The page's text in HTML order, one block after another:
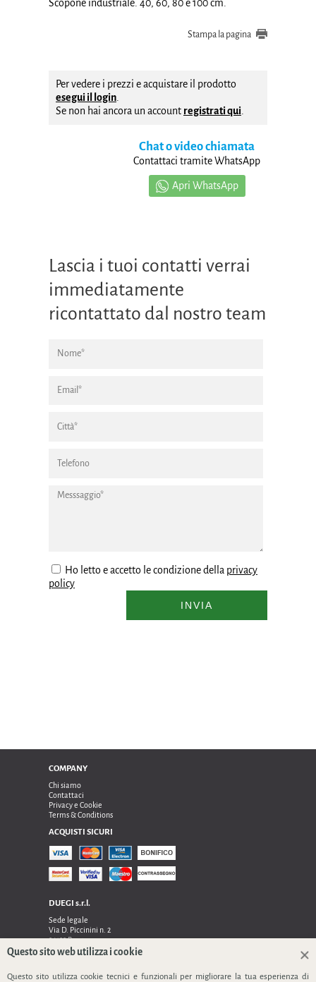
Scopone industriale. 40, 60, 80 e 100 cm.
Stampa la pagina
Per vedere i prezzi e acquistare il prodotto
esegui il login
Se non hai ancora un account registrati qui
Chat o video chiamata
Contattaci tramite WhatsApp
Apri WhatsApp
Lascia i tuoi contatti verrai
immediatamente
ricontattato dal nostro team
Ho letto e accetto le condizione della privacy
policy
INVIA
COMPANY
Chi siamo
Contattaci
Privacy e Cookie
Terms & Conditions
ACQUISTI SICURI
DUEGI s.r.l.
Sede legale
Via D. Piccinini n. 2
24122 Bergamo
Sede operativa e amministrativa:
24048 Treviolo (Bg)
Questo sito web utilizza i cookie
Questo sito utilizza cookie tecnici e funzionali per migliorare la tua esperienza di